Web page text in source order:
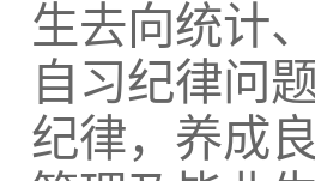
生去向统计
自习纪律问
纪律，养成